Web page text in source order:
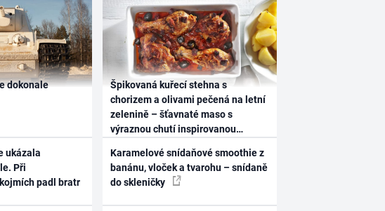
dokonale
ukázala
Při
padl bratr
Špikovaná kuřecí stehna s
chorizem a olivami pečená na letní
zelenině – šťavnaté maso s
výraznou chutí inspirovanou
Karamelové snídaňové smoothie z
banánu, vloček a tvarohu – snídaně
do skleničky